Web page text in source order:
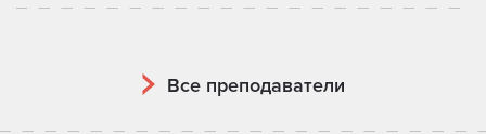
Все преподаватели